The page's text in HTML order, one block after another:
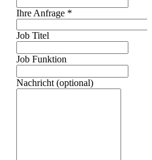
Ihre Anfrage *
Job Titel
Job Funktion
Nachricht (optional)